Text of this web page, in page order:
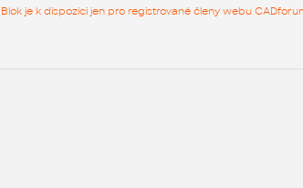
Blok je k dispozici jen pro registrované členy webu